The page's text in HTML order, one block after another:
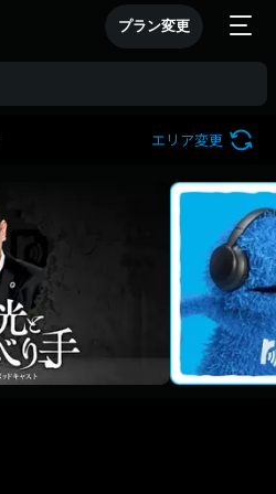
プラン変更
エリア変更